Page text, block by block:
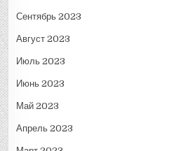
Сентябрь 2023
Август 2023
Июль 2023
Июнь 2023
Май 2023
Апрель 2023